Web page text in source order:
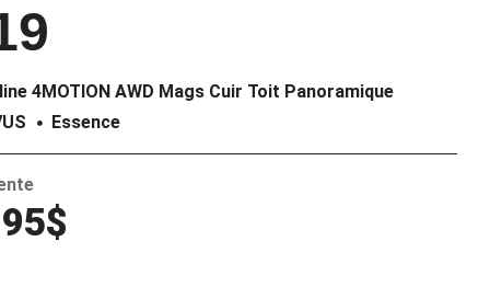
4MOTION AWD Mags Cuir Toit Panoramique
Essence